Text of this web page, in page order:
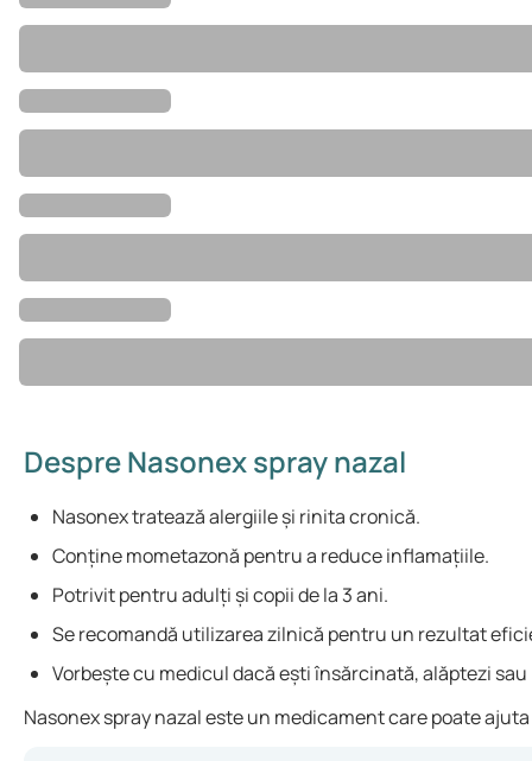
Despre Nasonex spray nazal
Nasonex tratează alergiile și rinita cronică.
Conține mometazonă pentru a reduce inflamațiile.
Potrivit pentru adulți și copii de la 3 ani.
Se recomandă utilizarea zilnică pentru un rezultat
Vorbește cu medicul dacă ești însărcinată, alăptezi
Nasonex spray nazal este un medicament care poate